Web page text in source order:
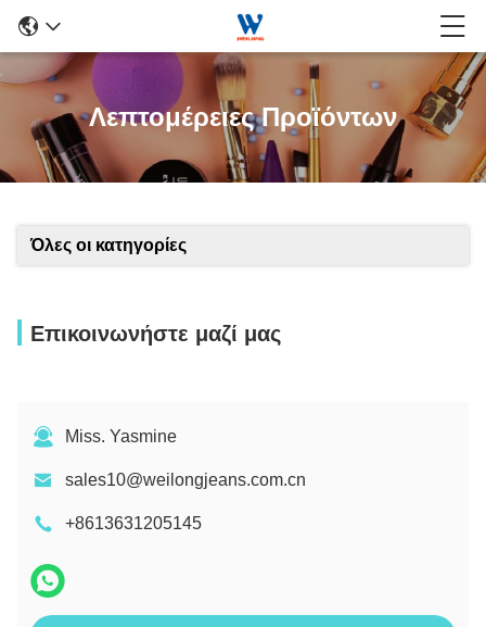
Λεπτομέρειες Προϊόντων
Όλες οι κατηγορίες
Επικοινωνήστε μαζί μας
Miss. Yasmine
sales10@weilongjeans.com.cn
+8613631205145